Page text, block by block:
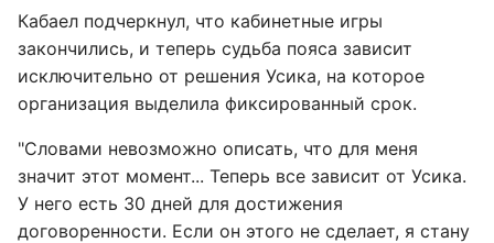
Кабаел подчеркнул, что кабинетные игры
закончились, и теперь судьба пояса зависит
исключительно от решения Усика, на которое
организация выделила фиксированный срок.
"Словами невозможно описать, что для меня
значит этот момент... Теперь все зависит от Усика.
У него есть 30 дней для достижения
договоренности. Если он этого не сделает, я стану